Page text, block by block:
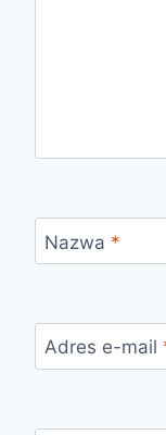
Nazwa *
Adres e-mail